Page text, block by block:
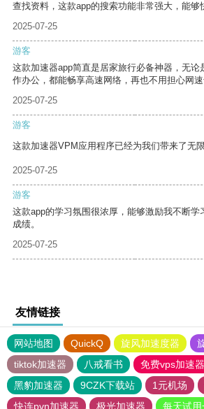
查找资料，这款app的搜索功能非常强大，能够
2025-07-25
游客
这款加速器app简直是居家旅行必备神器，无论
作办公，都能畅享高速网络，再也不用担心网速
2025-07-25
游客
这款加速器VPM应用程序已经为我们带来了无
2025-07-25
游客
这款app的学习氛围很浓厚，能够激励我不断学
成绩。
2025-07-25
友情链接
网站地图 QuickQ 旋风加速度器
tiktok加速器
八戒看书
免费vps加速
黑豹加速器
9CZK下载站 1元机场
快连pvn加速器
极光加速器 每天试